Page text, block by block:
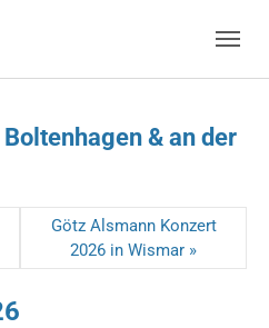
& an der
Götz Alsmann Konzert
2026 in Wismar »